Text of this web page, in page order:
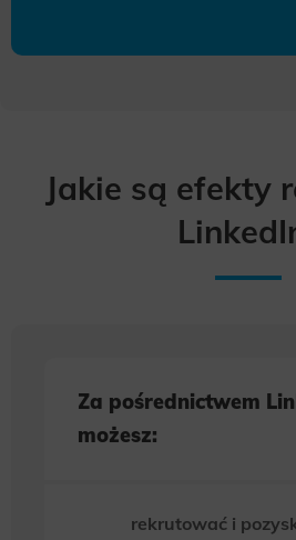
Jakie są efekty
Za pośrednictwem
możesz:
rekrutować i